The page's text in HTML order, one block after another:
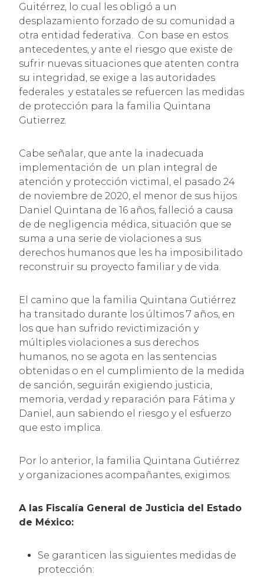
Guitérrez, lo cual les obligó a un
desplazamiento forzado de su comunidad a
otra entidad federativa. Con base en estos
antecedentes, y ante el riesgo que existe de
sufrir nuevas situaciones que atenten contra
su integridad, se exige a las autoridades
federales y estatales se refuercen las medidas
de protección para la familia Quintana
Gutierrez.
Cabe señalar, que ante la inadecuada
implementación de un plan integral de
atención y protección victimal, el pasado 24
de noviembre de 2020, el menor de sus hijos
Daniel Quintana de 16 años, falleció a causa
de de negligencia médica, situación que se
suma a una serie de violaciones a sus
derechos humanos que les ha imposibilitado
reconstruir su proyecto familiar y de vida.
El camino que la familia Quintana Gutiérrez
ha transitado durante los últimos 7 años, en
los que han sufrido revictimización y
múltiples violaciones a sus derechos
humanos, no se agota en las sentencias
obtenidas o en el cumplimiento de la medida
de sanción, seguirán exigiendo justicia,
memoria, verdad y reparación para Fátima y
Daniel, aun sabiendo el riesgo y el esfuerzo
que esto implica.
Por lo anterior, la familia Quintana Gutiérrez
y organizaciones acompañantes, exigimos:
A las Fiscalía General de Justicia del Estado
de México:
Se garanticen las siguientes medidas de
protección: